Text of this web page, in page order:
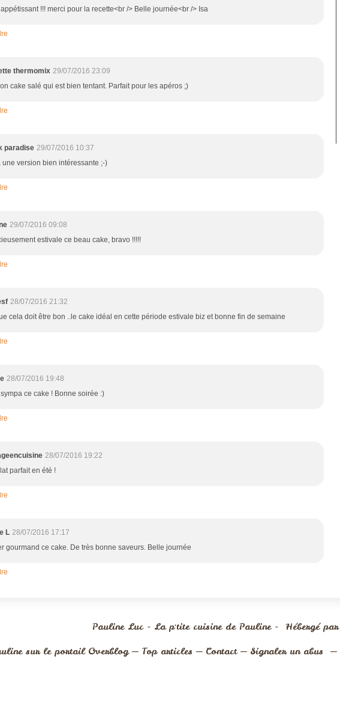
!!! merci pour la recette<br /> Belle journée<br /> Isa
thermomix 29/07/2016 23:09
cake salé qui est bien tentant. Parfait pour les apéros ;)
paradise 29/07/2016 10:37
une version bien intéressante ;-)
29/07/2016 09:08
estivale ce beau cake, bravo !!!!!
28/07/2016 21:32
cela doit être bon ..le cake idéal en cette période estivale biz et bonne fin de semaine
28/07/2016 19:48
ce cake ! Bonne soirée :)
28/07/2016 19:22
parfait en été !
L 28/07/2016 17:17
gourmand ce cake. De très bonne saveurs. Belle journée
Pauline Luc - La p'tite cuisine de Pauline - Hébergé par
sur le portail Overblog Top articles Contact Signaler un abus